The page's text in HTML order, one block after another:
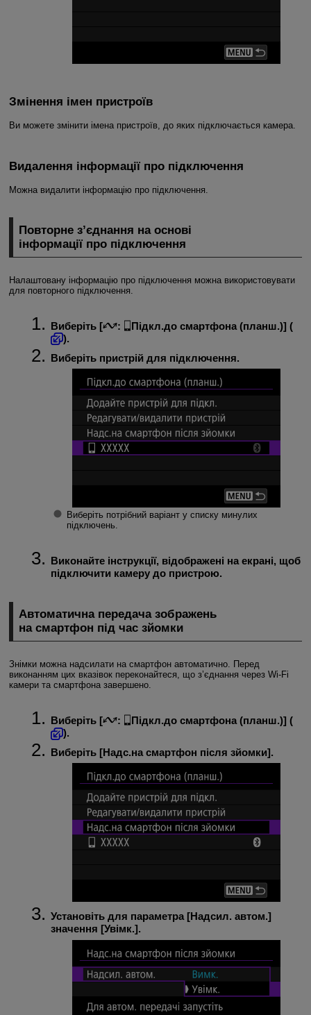
Змінення імен пристроїв
Ви можете змінити імена пристроїв, до яких підключається камера.
Видалення інформації про підключення
Можна видалити інформацію про підключення.
Повторне з’єднання на основі
інформації про підключення
Налаштовану інформацію про підключення можна використовувати
для повторного підключення.
Виберіть [ : Підкл.до смартфона (планш.)] (
).
Виберіть пристрій для підключення.
Виберіть потрібний варіант у списку минулих
підключень.
Виконайте інструкції, відображені на екрані, щоб
підключити камеру до пристрою.
Автоматична передача зображень
на смартфон під час зйомки
Знімки можна надсилати на смартфон автоматично. Перед
виконанням цих вказівок переконайтеся, що з’єднання через Wi-Fi
камери та смартфона завершено.
Виберіть [ : Підкл.до смартфона (планш.)] (
).
Виберіть [Надс.на смартфон після зйомки].
Установіть для параметра [Надсил. автом.]
значення [Увімк.].